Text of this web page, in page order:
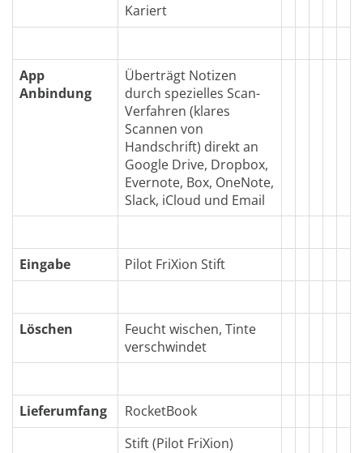
Kariert
App
Anbindung
Überträgt Notizen
durch spezielles Scan-
Verfahren (klares
Scannen von
Handschrift) direkt an
Google Drive, Dropbox,
Evernote, Box, OneNote,
Slack, iCloud und Email
Eingabe Pilot FriXion Stift
Löschen
Feucht wischen, Tinte
verschwindet
Lieferumfang
RocketBook
Stift (Pilot FriXion)